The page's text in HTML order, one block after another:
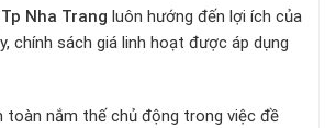
Nha Trang luôn hướng đến lợi ích của
chính sách giá linh hoạt được áp dụng
toàn nắm thế chủ động trong việc đề